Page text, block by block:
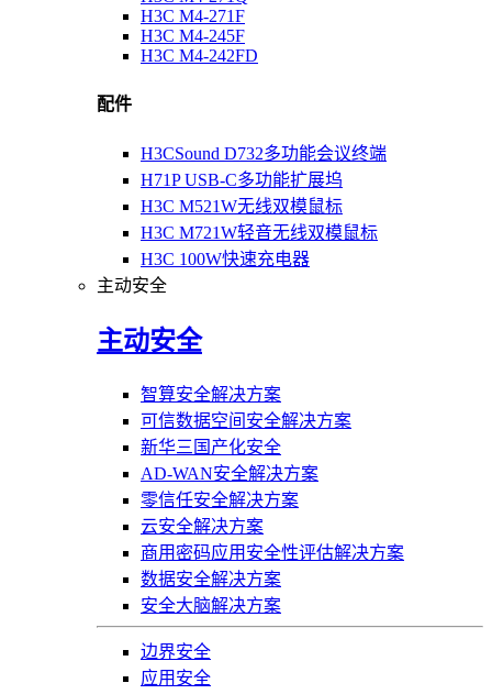
H3C M4-271F
H3C M4-245F
H3C M4-242FD
配件
H3CSound D732多功能会议终端
H71P USB-C多功能扩展坞
H3C M521W无线双模鼠标
H3C M721W轻音无线双模鼠标
H3C 100W快速充电器
主动安全
主动安全
智算安全解决方案
可信数据空间安全解决方案
新华三国产化安全
AD-WAN安全解决方案
零信任安全解决方案
云安全解决方案
商用密码应用安全性评估解决方案
数据安全解决方案
安全大脑解决方案
边界安全
应用安全